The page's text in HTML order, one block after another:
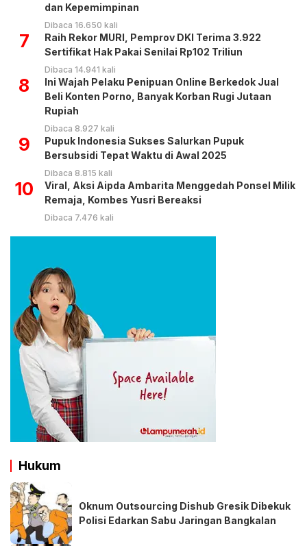
dan Kepemimpinan
Dibaca 16.650 kali
7
Raih Rekor MURI, Pemprov DKI Terima 3.922
Sertifikat Hak Pakai Senilai Rp102 Triliun
Dibaca 14.941 kali
8
Ini Wajah Pelaku Penipuan Online Berkedok Jual
Beli Konten Porno, Banyak Korban Rugi Jutaan
Rupiah
Dibaca 8.927 kali
9
Pupuk Indonesia Sukses Salurkan Pupuk
Bersubsidi Tepat Waktu di Awal 2025
Dibaca 8.815 kali
10
Viral, Aksi Aipda Ambarita Menggedah Ponsel Milik
Remaja, Kombes Yusri Bereaksi
Dibaca 7.476 kali
Hukum
Oknum Outsourcing Dishub Gresik Dibekuk
Polisi Edarkan Sabu Jaringan Bangkalan